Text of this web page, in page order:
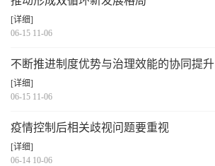
[详细]
06-15 11-06
不断推进制度优势与治理效能的协同提升
[详细]
06-15 11-06
疫情控制后相关歧视问题要重视
[详细]
06-14 10-06